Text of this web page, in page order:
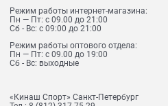
Режим работы интернет-магазина:
Пн — Пт: с 09.00 до 21:00
Сб - Вс: с 09:00 до 21:00
Режим работы оптового отдела:
Пн — Пт: с 09.00 до 19:00
Сб - Вс: выходные
«Кинаш Спорт» Санкт-Петербург